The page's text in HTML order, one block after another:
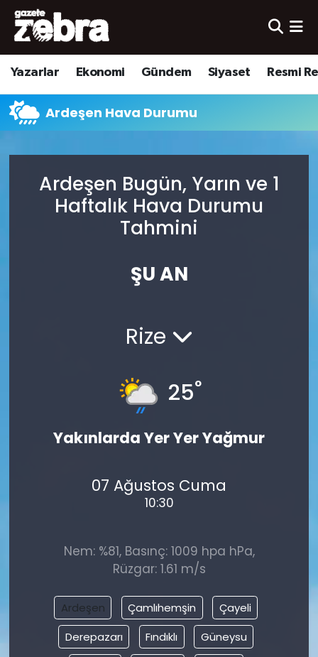
Yazarlar Ekonomi Gündem Siyaset Resmi
Ardeşen Hava Durumu
Ardeşen Bugün, Yarın ve 1
Haftalık Hava Durumu
Tahmini
ŞU AN
Rize
25°
Yakınlarda Yer Yer Yağmur
07 Ağustos Cuma
10:30
Nem: %81, Basınç: 1009 hpa hPa,
Rüzgar: 1.61 m/s
Ardeşen Çamlıhemşin
Çayeli
Derepazarı
Fındıklı
Güneysu
Yazarlar
Ekonomi
Kültür-Sanat
Spor
Nöbetçi Eczaneler
Hava Durumu
Trafik Durumu
Tüm Manşetler
Son Dakika Haberleri